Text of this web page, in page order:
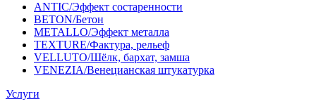
ANTIC/Эффект состаренности
BETON/Бетон
METALLO/Эффект металла
TEXTURE/Фактура, рельеф
VELLUTO/Шёлк, бархат, замша
VENEZIA/Венецианская штукатурка
Услуги